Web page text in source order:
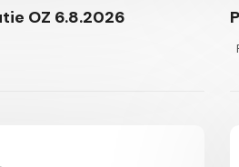
OZ 6.8.2026